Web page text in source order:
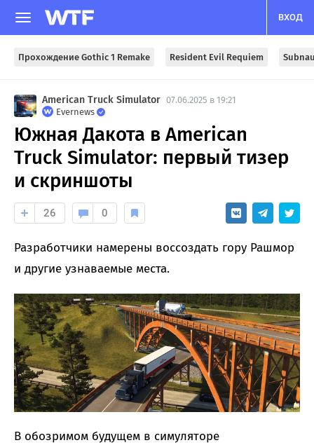
ВХОД
Прохождение Gothic 1 Remake Resident Evil Requiem
American Truck Simulator 07.06.2025 в 19:21
Evernews
Южная Дакота в American
Truck Simulator: первый тизер
и скриншоты
26 0
Разработчики намерены воссоздать гору Рашмор
и другие узнаваемые места.
В обозримом будущем в симуляторе